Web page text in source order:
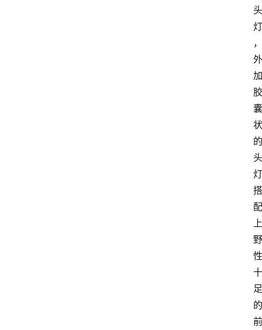
头
灯
，
外
加
胶
囊
状
的
头
灯
搭
配
上
野
性
十
足
的
前